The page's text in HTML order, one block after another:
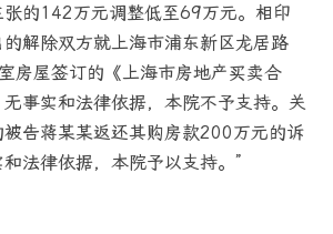
张的142万元调整低至69万元。相印
解除双方就上海市浦东新区龙居路
房屋签订的《上海市房地产买卖合
事实和法律依据，本院不予支持。关
告蒋某某返还其购房款200万元的诉
法律依据，本院予以支持。”